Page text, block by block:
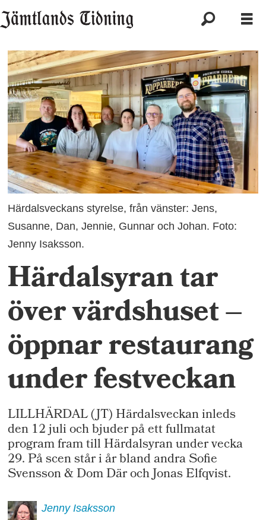
Härdalsveckans styrelse, från vänster: Jens,
Susanne, Dan, Jennie, Gunnar och Johan. Foto:
Jenny Isaksson.
Härdalsyran tar
över värdshuset –
öppnar restaurang
under festveckan
LILLHÄRDAL (JT) Härdalsveckan inleds
den 12 juli och bjuder på ett fullmatat
program fram till Härdalsyran under vecka
29. På scen står i år bland andra Sofie
Svensson & Dom Där och Jonas Elfqvist.
Jenny Isaksson